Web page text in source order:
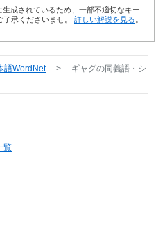
成されているため、一部不適切なキー
承くださいませ。 詳しい解説を見る。
語WordNet > ギャグの同義語・シ
覧